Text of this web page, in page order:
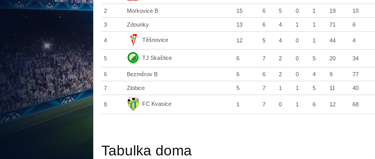
2 Morkovice B 15 6 5 0 1 19 10
3 Zdounky 13 6 4 1 1 71 6
4 Těšnovice 12 5 4 0 1 44 4
5 TJ Skaštice 6 7 2 0 5 20 34
6 Bezměrov B 6 6 2 0 4 9 77
7 Zlobice 5 7 1 1 5 11 40
8 FC Kvasice 1 7 0 1 6 12 68
Tabulka doma